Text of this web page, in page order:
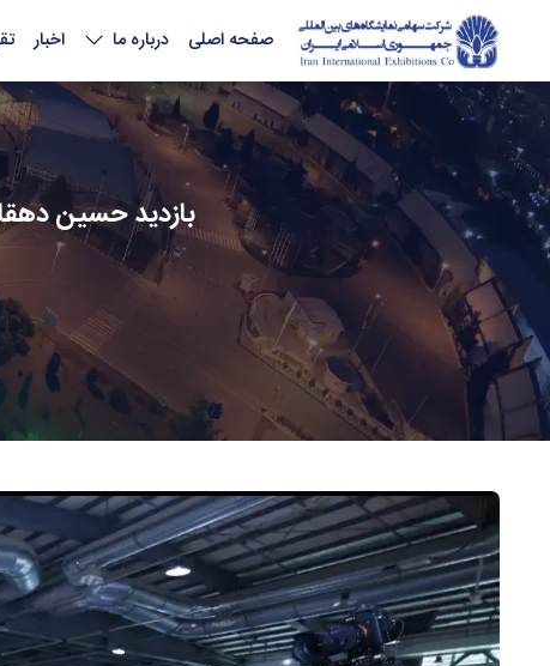
صفحه اصلی درباره ما اخبار
بازدید حسین